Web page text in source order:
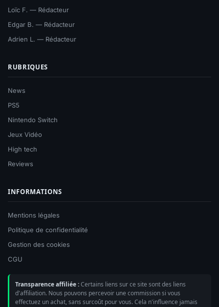
Loïc F. — Rédacteur
Edgar B. — Rédacteur
Adrien L. — Rédacteur
RUBRIQUES
News
PS5
Nintendo Switch
Jeux Vidéo
High tech
Reviews
INFORMATIONS
Mentions légales
Politique de confidentialité
Gestion des cookies
CGU
Transparence affiliée :Certains liens sur ce site sont des liens
d'affiliation. Nous pouvons percevoir une commission si vous
effectuez un achat, sans surcoût pour vous. Cela n'influence jamais